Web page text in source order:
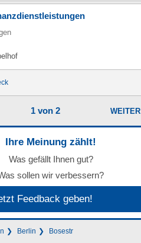
1 von 2 WEITER
Ihre Meinung zählt!
Was gefällt Ihnen gut?
sollen wir verbessern?
Feedback geben!
Berlin Bosestr